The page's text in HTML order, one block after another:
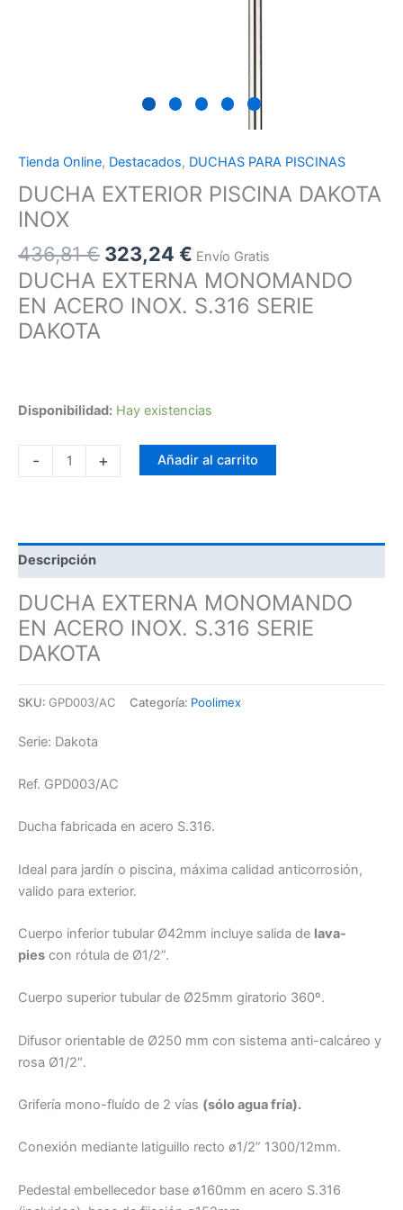
Tienda Online, Destacados, DUCHAS PARA PISCINAS
DUCHA EXTERIOR PISCINA DAKOTA
INOX
436,81€ 323,24 € Envío Gratis
DUCHA EXTERNA MONOMANDO
EN ACERO INOX. S.316 SERIE
DAKOTA
Disponibilidad: Hay existencias
- + Añadir al carrito
Descripción
DUCHA EXTERNA MONOMANDO
EN ACERO INOX. S.316 SERIE
DAKOTA
SKU: GPD003/AC Categoría: Poolimex
Serie: Dakota
Ref. GPD003/AC
Ducha fabricada en acero S.316.
Ideal para jardín o piscina, máxima calidad anticorrosión,
valido para exterior.
Cuerpo inferior tubular Ø42mm incluye salida de lava-
pies con rótula de Ø1/2”.
Cuerpo superior tubular de Ø25mm giratorio 360º.
Difusor orientable de Ø250 mm con sistema anti-calcáreo y
rosa Ø1/2″.
Grifería mono-fluído de 2 vías (sólo agua fría).
Conexión mediante latiguillo recto ø1/2” 1300/12mm.
Pedestal embellecedor base ø160mm en acero S.316